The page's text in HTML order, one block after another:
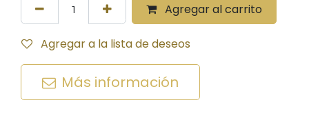
Agregar al carrito
Agregar a la lista de deseos
Más información